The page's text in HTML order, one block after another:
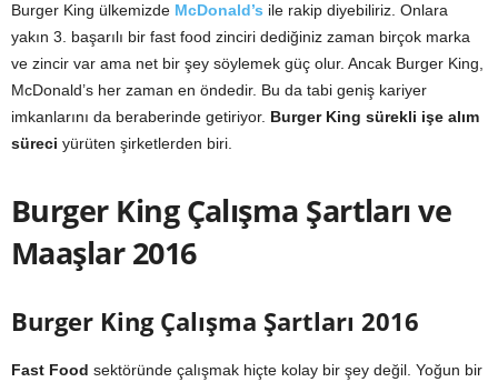
Burger King ülkemizde McDonald’s ile rakip diyebiliriz. Onlara
yakın 3. başarılı bir fast food zinciri dediğiniz zaman birçok marka
ve zincir var ama net bir şey söylemek güç olur. Ancak Burger King,
McDonald’s her zaman en öndedir. Bu da tabi geniş kariyer
imkanlarını da beraberinde getiriyor. Burger King sürekli işe alım
süreci yürüten şirketlerden biri.
Burger King Çalışma Şartları ve
Maaşlar 2016
Burger King Çalışma Şartları 2016
Fast Food sektöründe çalışmak hiçte kolay bir şey değil. Yoğun bir